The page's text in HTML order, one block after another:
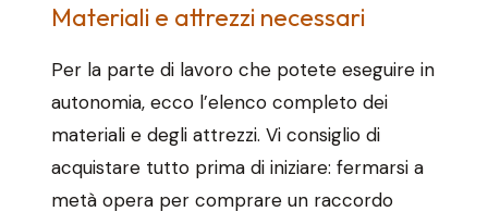
Materiali e attrezzi necessari
Per la parte di lavoro che potete eseguire in
autonomia, ecco l’elenco completo dei
materiali e degli attrezzi. Vi consiglio di
acquistare tutto prima di iniziare: fermarsi a
metà opera per comprare un raccordo